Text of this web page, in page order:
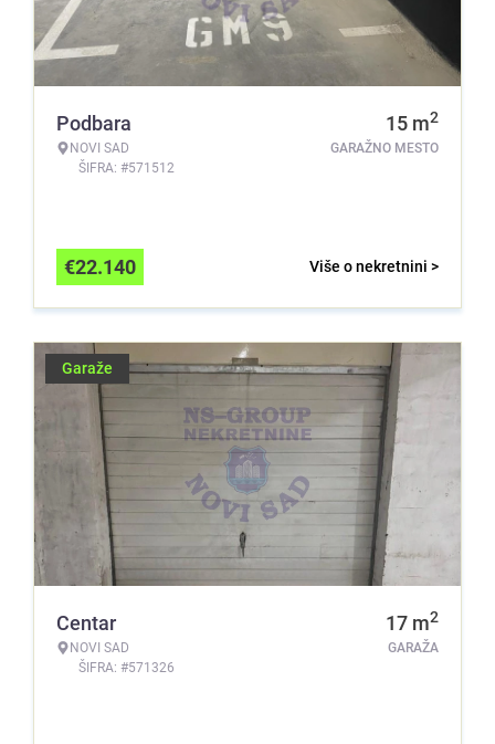
Podbara
NOVI SAD
ŠIFRA: #571512
15 m2
GARAŽNO MESTO
Više o nekretnini >
€22.140
Garaže
Centar
NOVI SAD
ŠIFRA: #571326
17 m2
GARAŽA